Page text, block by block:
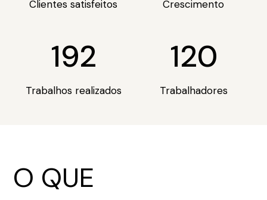
Clientes satisfeitos Crescimento
192
Trabalhos realizados
120
Trabalhadores
O QUE